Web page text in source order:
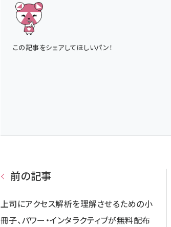
この記事をシェアしてほしいパン！
前の記事
上司にアクセス解析を理解させるための小
冊子、パワー・インタラクティブが無料配布